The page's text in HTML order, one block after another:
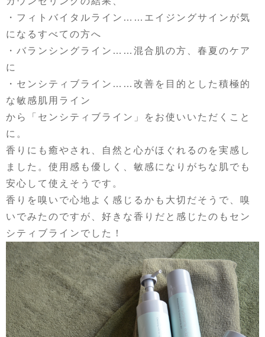
・フィトバイタルライン……エイジングサインが気
になるすべての方へ
・バランシングライン……混合肌の方、春夏のケア
に
・センシティブライン……改善を目的とした積極的
な敏感肌用ライン
から「センシティブライン」をお使いいただくこと
に。
香りにも癒やされ、自然と心がほぐれるのを実感し
ました。使用感も優しく、敏感になりがちな肌でも
安心して使えそうです。
香りを嗅いで心地よく感じるかも大切だそうで、嗅
いでみたのですが、好きな香りだと感じたのもセン
シティブラインでした！